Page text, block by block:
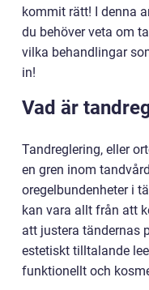
kommit rätt! I denna
du behöver veta om
vilka behandlingar
in!
Vad är
Tandreglering, eller
en gren inom
oregelbundenheter i
kan vara allt från att
att justera tändernas
estetiskt tilltalande
funktionellt och